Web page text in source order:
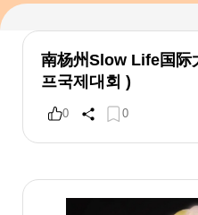
南杨州Slow Life国际
프국제대회 )
0 0